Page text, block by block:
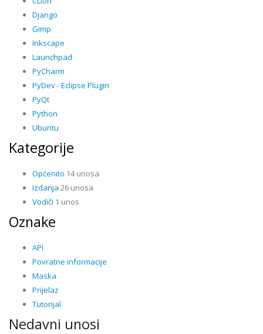
Django
Gimp
Inkscape
Launchpad
PyCharm
PyDev - Eclipse Plugin
PyQt
Python
Ubuntu
Kategorije
Općenito 14 unosa
Izdanja 26 unosa
Vodiči 1 unos
Oznake
API
Povratne informacije
Maska
Prijelaz
Tutorijal
Nedavni unosi